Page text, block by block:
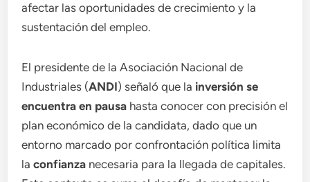
afectar las oportunidades de crecimiento y la
sustentación del empleo.
El presidente de la Asociación Nacional de
Industriales (ANDI) señaló que la inversión se
encuentra en pausa hasta conocer con precisión el
plan económico de la candidata, dado que un
entorno marcado por confrontación política limita
laconfianza necesaria para la llegada de capitales.